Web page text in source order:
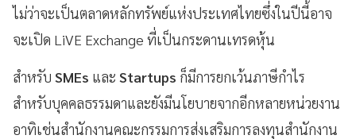
ไม่ว่าจะเป็นตลาดหลักทรัพย์แห่งประเทศไทยซึ่งในปีนี้อาจ
จะเปิด LiVE Exchange ที่เป็นกระดานเทรดหุ้น
สำหรับ SMEs และ Startups ก็มีการยกเว้นภาษีกำไร
สำหรับบุคคลธรรมดาและยังมีนโยบายจากอีกหลายหน่วยงาน
อาทิเช่นสำนักงานคณะกรรมการส่งเสริมการลงทุนสำนักงาน